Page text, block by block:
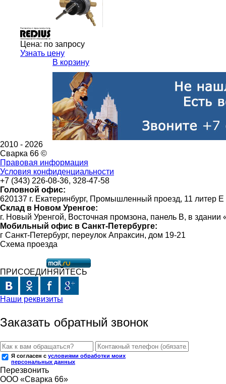
Цена: по запросу
Узнать цену
В корзину
2010 - 2026
Сварка 66 ©
Правовая информация
Условия конфиденциальности
+7 (343) 226-08-36, 328-47-58
Головной офис:
620137 г. Екатеринбург, Промышленный проезд, 11 литер Е
Склад в Новом Уренгое:
г. Новый Уренгой, Восточная промзона, панель В, в
Мобильный офис в Санкт-Петербурге:
г Санкт-Петербург, переулок Апраксин, дом 19-21
Схема проезда
ПРИСОЕДИНЯЙТЕСЬ
Наши реквизиты
Заказать обратный звонок
Я согласен с условиями обработки моих
персональных данных
Перезвонить
ООО «Сварка 66»